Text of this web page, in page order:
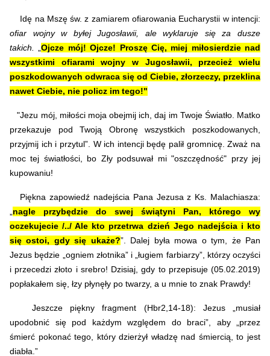
Idę na Mszę św. z zamiarem ofiarowania Eucharystii w intencji:
ofiar wojny w byłej Jugosławii, ale wyklaruje się za dusze
takich.
„Ojcze mój! Ojcze! Proszę Cię, miej miłosierdzie nad
wszystkimi ofiarami wojny w Jugosławii, przecież wielu
poszkodowanych odwraca się od Ciebie, złorzeczy, przeklina
nawet Ciebie, nie policz im tego!"
"Jezu mój, miłości moja obejmij ich, daj im Twoje Światło. Matko
przekazuje pod Twoją Obronę wszystkich poszkodowanych,
przyjmij ich i przytul”. W ich intencji będę palił gromnicę. Zważ na
moc tej światłości, bo Zły podsuwał mi "oszczędność" przy jej
kupowaniu!
Piękna zapowiedź nadejścia Pana Jezusa z Ks. Malachiasza:
nagle przybędzie do swej świątyni Pan, którego wy
oczekujecie /../ Ale kto przetrwa dzień Jego nadejścia i kto
się ostoi, gdy się ukaże?”. Dalej była mowa o tym, że Pan
Jezus będzie „ogniem złotnika” i „ługiem farbiarzy”, którzy oczyści
i przecedzi złoto i srebro! Dzisiaj, gdy to przepisuje (05.02.2019)
popłakałem się, łzy płynęły po twarzy, a u mnie to znak Prawdy!
Jeszcze piękny fragment (Hbr2,14-18): Jezus „musiał
upodobnić się pod każdym względem do braci”, aby „przez
śmierć pokonać tego, który dzierżył władzę nad śmiercią, to jest
diabła.”